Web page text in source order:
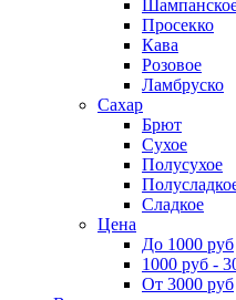
Просекко
Кава
Розовое
Ламбруско
Сахар
Брют
Сухое
Полусухое
Сладкое
Цена
До 1000 руб
1000 руб -
От 3000 руб